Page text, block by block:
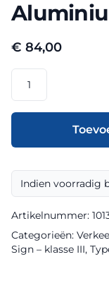
€ 84,00
model
C22a6
III
Recycled
Sign
aantal
Indien voorradig
Artikelnummer:
Categorieën:
Sign – klasse III,